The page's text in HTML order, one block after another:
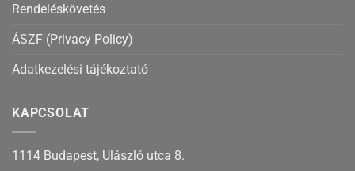
Rendeléskövetés
ÁSZF (Privacy Policy)
Adatkezelési tájékoztató
KAPCSOLAT
1114 Budapest, Ulászló utca 8.